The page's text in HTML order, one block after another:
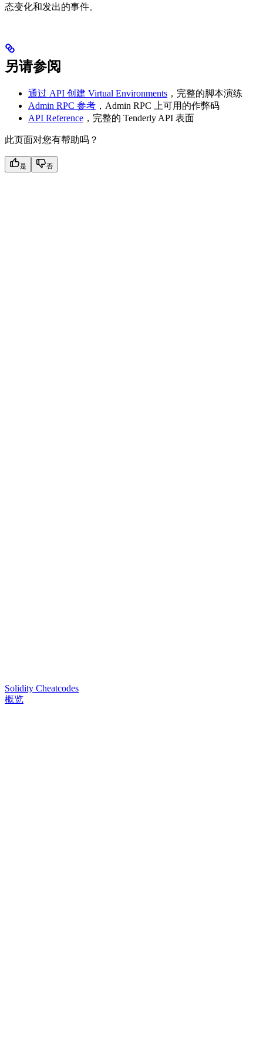
态变化和发出的事件。
另请参阅
通过 API 创建 Virtual Environments ，完整的脚本演练
Admin RPC 参考 ，Admin RPC 上可用的作弊码
API Reference ，完整的 Tenderly API 表面
此页面对您有帮助吗？
是 否
Solidity Cheatcodes
概览